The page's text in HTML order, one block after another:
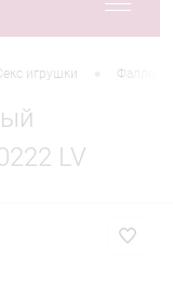
игрушки
LV